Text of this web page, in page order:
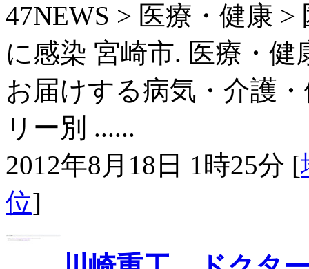
47NEWS > 医療・健康
に感染 宮崎市. 医療・健
お届けする病気・介護
リー別 ......
2012年8月18日 1時25分 [
位]